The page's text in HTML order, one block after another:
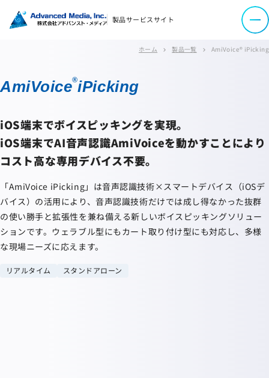
プライバシーポリシー
労働者派遣事業に関わる情報
メールマガジン
製品サービスサイト
ホーム chevron_right 製品一覧 chevron_right AmiVoice® iPicking
AmiVoice®iPicking
iOS端末でボイスピッキングを実現。
iOS端末でAI音声認識AmiVoiceを動かすことにより
コスト高な専用デバイス不要。
「AmiVoice iPicking」は音声認識技術×スマートデバイス（iOSデ
バイス）の活用により、音声認識技術だけでは成し得なかった抜群
の使い勝手と拡張性を兼ね備える新しいボイスピッキングソリュー
ションです。ウェラブル型にもカート取り付け型にも対応し、多様
な現場ニーズに応えます。
リアルタイム スタンドアローン